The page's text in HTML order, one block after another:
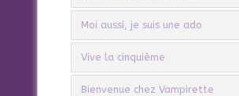
Moi aussi, je suis une ado
Vive la cinquième
Bienvenue chez Vampirette